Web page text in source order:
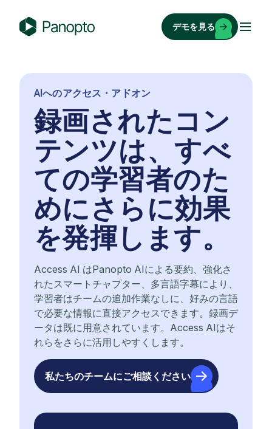
n
デモを見る
AIへのアクセス・アドオン
録画されたコン
テンツは、すべ
ての学習者のた
めにさらに効果
を発揮します。
Access AI はPanopto AIによる要約、強化さ
れたスマートチャプター、多言語字幕により、
学習者はチームの追加作業なしに、好みの言語
で必要な情報に直接アクセスできます。録画デ
ータは既に用意されています。Access AIはそ
れらをさらに活用しやすくします。
私たちのチームにご相談ください